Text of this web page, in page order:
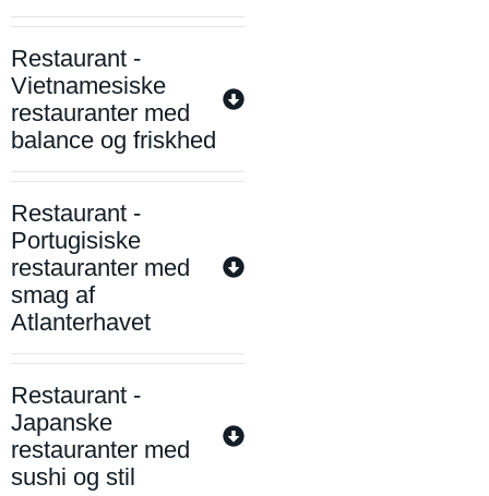
Restaurant -
Vietnamesiske
restauranter med
balance og friskhed
Restaurant -
Portugisiske
restauranter med
smag af
Atlanterhavet
Restaurant -
Japanske
restauranter med
sushi og stil